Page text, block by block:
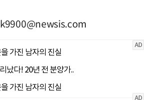
k9900@newsis.com